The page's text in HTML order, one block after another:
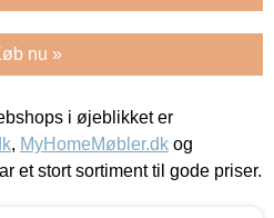
nu »
i øjeblikket er
, MyHomeMøbler.dk og
et stort sortiment til gode priser.